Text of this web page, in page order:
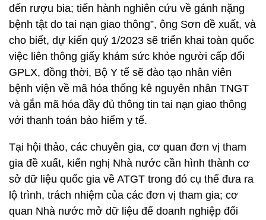
đến rượu bia; tiến hành nghiên cứu về gánh nặng
bệnh tật do tai nạn giao thông”, ông Sơn đề xuất, và
cho biết, dự kiến quý 1/2023 sẽ triển khai toàn quốc
việc liên thông giấy khám sức khỏe người cấp đổi
GPLX, đồng thời, Bộ Y tế sẽ đào tạo nhân viên
bệnh viện về mã hóa thống kê nguyên nhân TNGT
và gắn mã hóa đầy đủ thông tin tai nạn giao thông
với thanh toán bảo hiểm y tế.
Tại hội thảo, các chuyên gia, cơ quan đơn vị tham
gia đề xuất, kiến nghị Nhà nước cần hình thành cơ
sở dữ liệu quốc gia về ATGT trong đó cụ thể đưa ra
lộ trình, trách nhiệm của các đơn vị tham gia; cơ
quan Nhà nước mở dữ liệu để doanh nghiệp đổi